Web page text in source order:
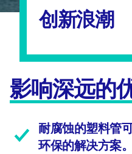
创新浪潮
影响深远的
耐腐蚀的塑料管
环保的解决方案。